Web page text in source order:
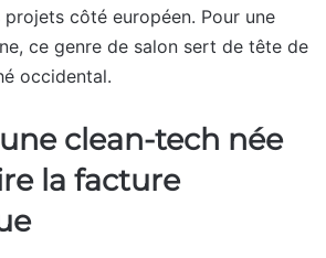
côté européen. Pour une
ce genre de salon sert de tête de
occidental.
clean-tech née
la facture